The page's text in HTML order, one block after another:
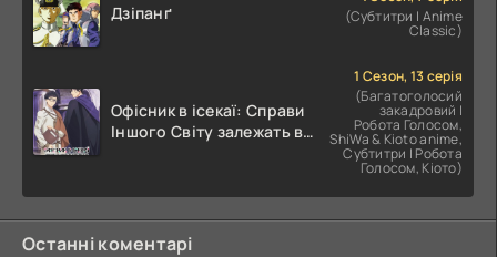
Дзіпанґ
(Субтитри | Anime
Classic)
Офісник в ісекаї: Справи
Іншого Світу залежать від
1 Сезон, 13 серія
(Багатоголосий
закадровий |
Робота Голосом,
ShiWa & Kioto anime,
Субтитри | Робота
Голосом, Кіото)
Останні коментарі